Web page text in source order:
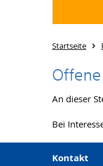
Startseite
An dieser
Bei
Kontakt